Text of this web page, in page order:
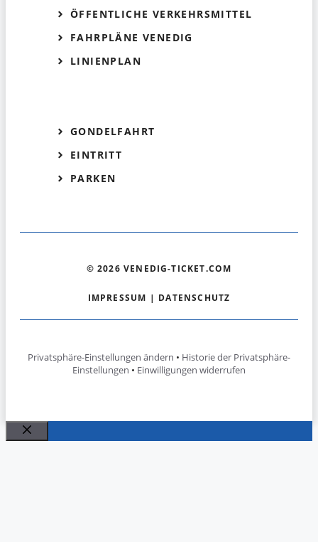
ÖFFENTLICHE VERKEHRSMITTEL
FAHRPLÄNE VENEDIG
LINIENPLAN
GONDELFAHRT
EINTRITT
PARKEN
© 2026 VENEDIG-TICKET.COM
IMPRESSUM | DATENSCHUTZ
Privatsphäre-Einstellungen ändern • Historie der Privatsphäre-
Einstellungen • Einwilligungen widerrufen
Schließen